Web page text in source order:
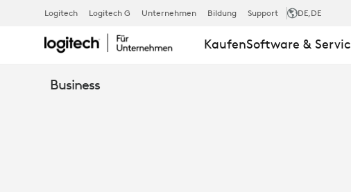
ARTIKEL:
GOOGLE
Logitech Logitech G Unternehmen Bildung Support DE,DE
KaufenSoftware &
Business